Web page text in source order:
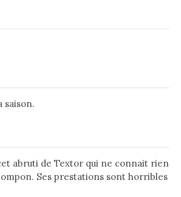
saison.
abruti de Textor qui ne connait rien
Ses prestations sont horribles